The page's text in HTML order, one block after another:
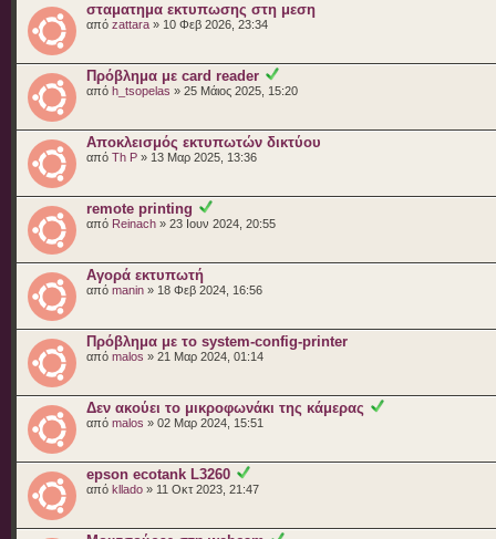
σταματημα εκτυπωσης στη μεση
από zattara » 10 Φεβ 2026, 23:34
Πρόβλημα με card reader
από h_tsopelas » 25 Μάιος 2025, 15:20
Αποκλεισμός εκτυπωτών δικτύου
από Th P » 13 Μαρ 2025, 13:36
remote printing
από Reinach » 23 Ιουν 2024, 20:55
Αγορά εκτυπωτή
από manin » 18 Φεβ 2024, 16:56
Πρόβλημα με το system-config-printer
από malos » 21 Μαρ 2024, 01:14
Δεν ακούει το μικροφωνάκι της κάμερας
από malos » 02 Μαρ 2024, 15:51
epson ecotank L3260
από kllado » 11 Οκτ 2023, 21:47